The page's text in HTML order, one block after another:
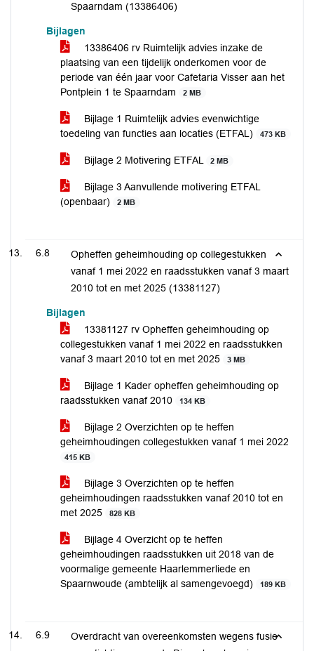
Spaarndam (13386406)
Bijlagen
13386406 rv Ruimtelijk advies inzake de
plaatsing van een tijdelijk onderkomen voor de
periode van één jaar voor Cafetaria Visser aan het
Pontplein 1 te Spaarndam
2 MB
Bijlage 1 Ruimtelijk advies evenwichtige
toedeling van functies aan locaties (ETFAL)
473 KB
Bijlage 2 Motivering ETFAL 2 MB
Bijlage 3 Aanvullende motivering ETFAL
(openbaar)
2 MB
6.8
Opheffen geheimhouding op collegestukken
vanaf 1 mei 2022 en raadsstukken vanaf 3 maart
2010 tot en met 2025 (13381127)
Bijlagen
13381127 rv Opheffen geheimhouding op
collegestukken vanaf 1 mei 2022 en raadsstukken
vanaf 3 maart 2010 tot en met 2025
3 MB
Bijlage 1 Kader opheffen geheimhouding op
raadsstukken vanaf 2010
134 KB
Bijlage 2 Overzichten op te heffen
geheimhoudingen collegestukken vanaf 1 mei 2022
415 KB
Bijlage 3 Overzichten op te heffen
geheimhoudingen raadsstukken vanaf 2010 tot en
met 2025
828 KB
Bijlage 4 Overzicht op te heffen
geheimhoudingen raadsstukken uit 2018 van de
voormalige gemeente Haarlemmerliede en
Spaarnwoude (ambtelijk al samengevoegd)
189 KB
6.9
Overdracht van overeenkomsten wegens fusie